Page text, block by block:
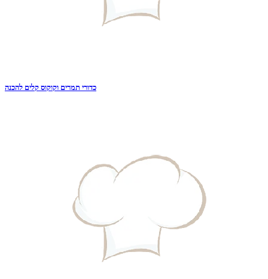
כדורי תמרים וקוקוס קלים להכנה